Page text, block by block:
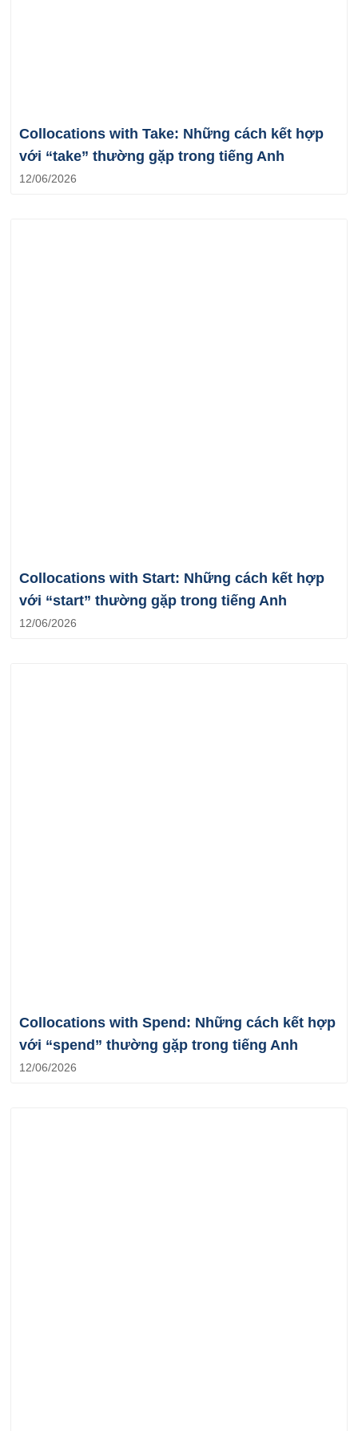
Collocations with Take: Những cách kết hợp
với “take” thường gặp trong tiếng Anh
12/06/2026
Collocations with Start: Những cách kết hợp
với “start” thường gặp trong tiếng Anh
12/06/2026
Collocations with Spend: Những cách kết hợp
với “spend” thường gặp trong tiếng Anh
12/06/2026